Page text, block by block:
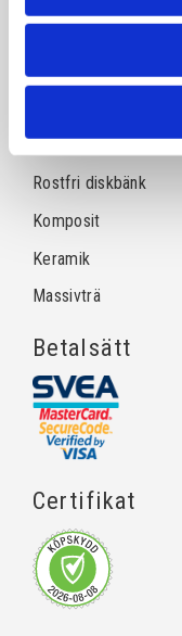
Sortiment
Natursten
Rostfri diskbänk
Komposit
Keramik
Massivträ
Betalsätt
Certifikat